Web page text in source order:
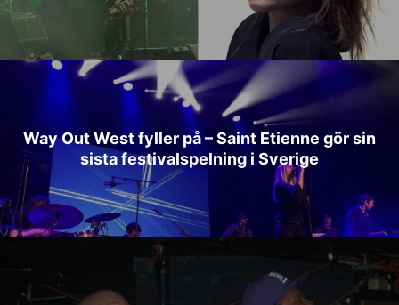
Way Out West fyller på – Saint Etienne gör sin
sista festivalspelning i Sverige